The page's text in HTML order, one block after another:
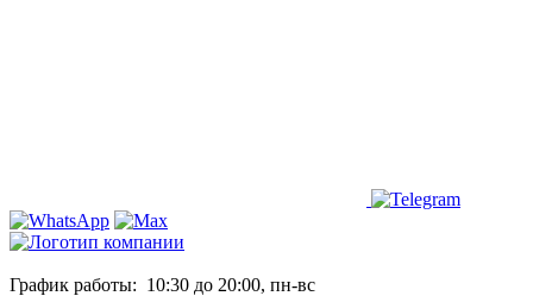
График работы: 10:30 до 20:00, пн-вс